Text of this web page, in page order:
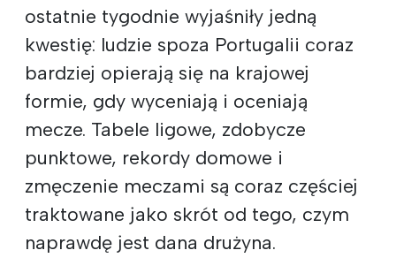
ostatnie tygodnie wyjaśniły jedną
kwestię: ludzie spoza Portugalii coraz
bardziej opierają się na krajowej
formie, gdy wyceniają i oceniają
mecze. Tabele ligowe, zdobycze
punktowe, rekordy domowe i
zmęczenie meczami są coraz częściej
traktowane jako skrót od tego, czym
naprawdę jest dana drużyna.